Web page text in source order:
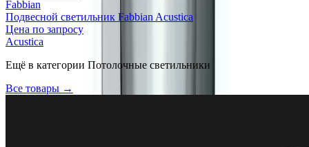
Fabbian
Подвесной светильник Fabbian Acustica
Цена по запросу
Acustica
Ещё в категории Потолочные светильники
Все товары →